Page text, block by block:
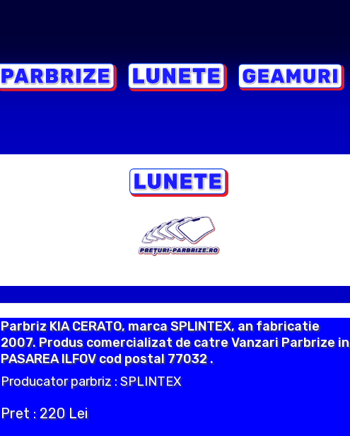
Parbriz KIA CERATO, marca SPLINTEX, an fabricatie
2007. Produs comercializat de catre Vanzari Parbrize in
PASAREA ILFOV cod postal 77032 .
Producator parbriz : SPLINTEX
Pret : 220 Lei